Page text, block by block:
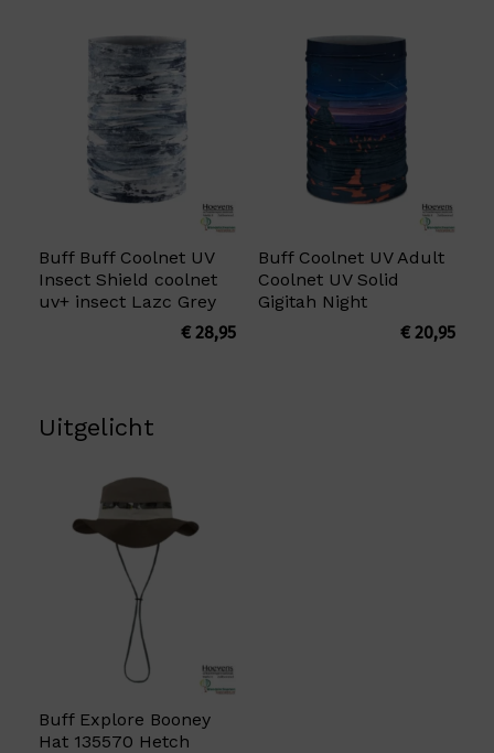
Buff Buff Coolnet UV
Insect Shield coolnet
uv+ insect Lazc Grey
€28,95
Buff Coolnet UV Adult
Coolnet UV Solid
Gigitah Night
€20,95
Uitgelicht
Buff Explore Booney
Hat 135570 Hetch